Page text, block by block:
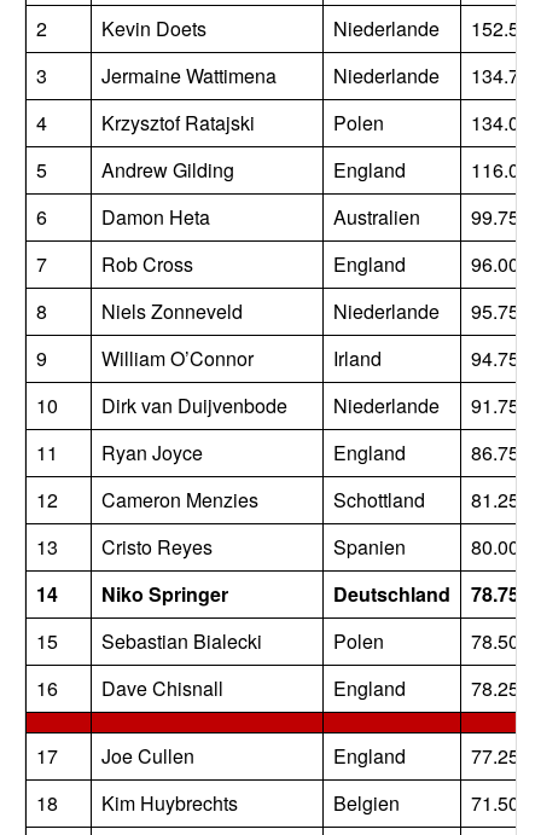
2
Kevin Doets Niederlande
152.500
3
Jermaine Wattimena Niederlande
134.750
4
Krzysztof Ratajski Polen
134.000
5
Andrew Gilding England
116.000
6
Damon Heta Australien
99.750
7
Rob Cross England
96.000
8
Niels Zonneveld Niederlande
95.750
9
William O’Connor Irland
94.750
10
Dirk van Duijvenbode Niederlande
91.750
11
Ryan Joyce England
86.750
12
Cameron Menzies Schottland
81.250
13
Cristo Reyes Spanien
80.000
14
Niko Springer Deutschland
78.750
15
Sebastian Bialecki Polen
78.500
16
Dave Chisnall England 78.250
17 Joe Cullen England
77.250
18
Kim Huybrechts Belgien
71.500